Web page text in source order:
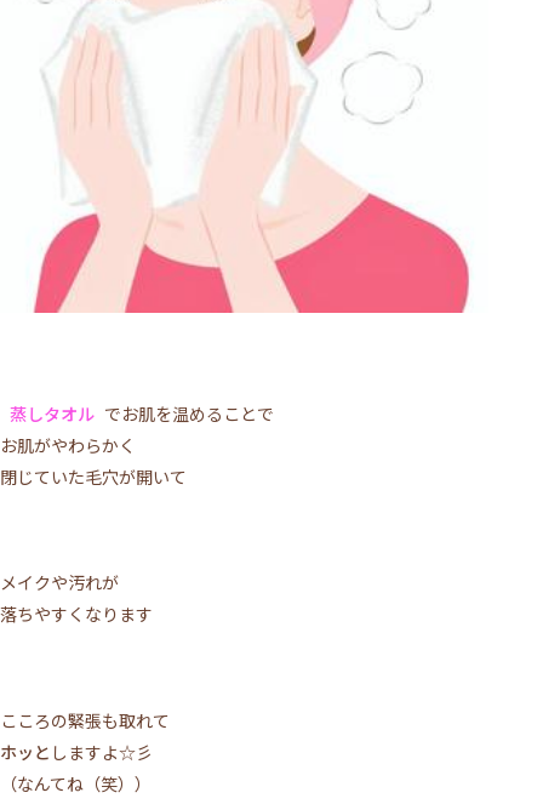
蒸しタオル でお肌を温めることで
お肌がやわらかく
閉じていた毛穴が開いて
メイクや汚れが
落ちやすくなります
こころの緊張も取れて
ホッと しますよ☆彡
（なんてね（笑））